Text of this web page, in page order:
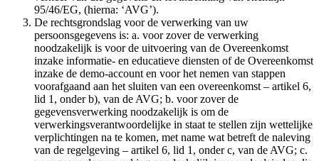
95/46/EG, (hierna: ‘AVG’).
De rechtsgrondslag voor de verwerking van uw
persoonsgegevens is: a. voor zover de verwerking
noodzakelijk is voor de uitvoering van de Overeenkomst
inzake informatie- en educatieve diensten of de Overeenkomst
inzake de demo-account en voor het nemen van stappen
voorafgaand aan het sluiten van een overeenkomst – artikel 6,
lid 1, onder b), van de AVG; b. voor zover de
gegevensverwerking noodzakelijk is om de
verwerkingsverantwoordelijke in staat te stellen zijn wettelijke
verplichtingen na te komen, met name wat betreft de naleving
van de regelgeving – artikel 6, lid 1, onder c, van de AVG; c.